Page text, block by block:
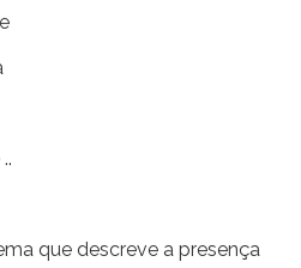
que descreve a presença